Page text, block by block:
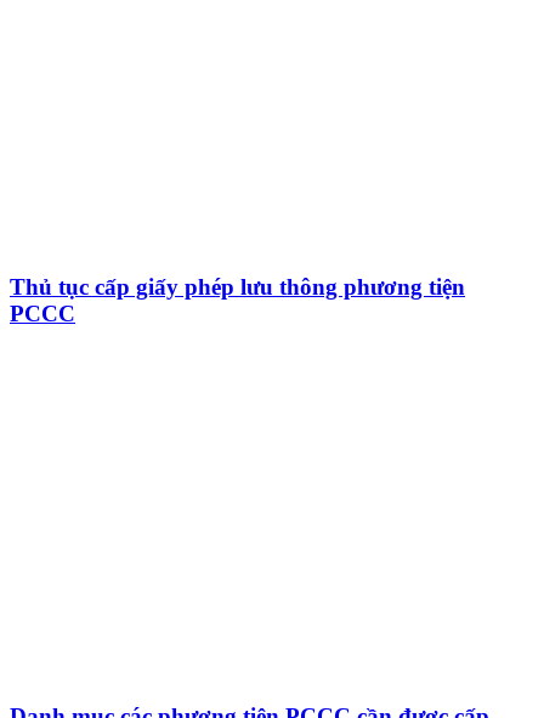
Thủ tục cấp giấy phép lưu thông phương tiện
PCCC